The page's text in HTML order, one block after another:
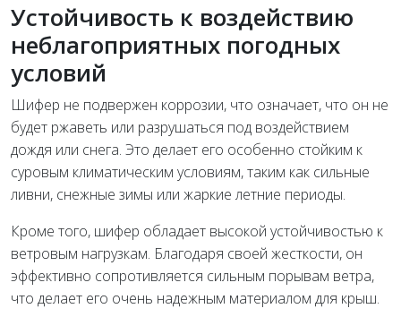
Устойчивость к воздействию
неблагоприятных погодных
условий
Шифер не подвержен коррозии, что означает, что он не
будет ржаветь или разрушаться под воздействием
дождя или снега. Это делает его особенно стойким к
суровым климатическим условиям, таким как сильные
ливни, снежные зимы или жаркие летние периоды.
Кроме того, шифер обладает высокой устойчивостью к
ветровым нагрузкам. Благодаря своей жесткости, он
эффективно сопротивляется сильным порывам ветра,
что делает его очень надежным материалом для крыш.